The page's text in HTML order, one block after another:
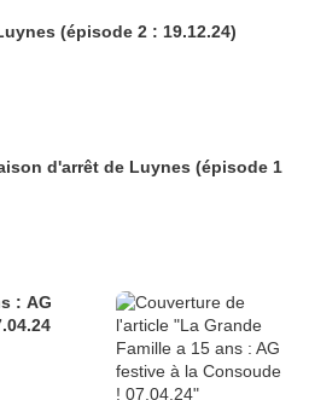
(épisode 2 : 19.12.24)
d'arrêt de Luynes (épisode 1
: AG